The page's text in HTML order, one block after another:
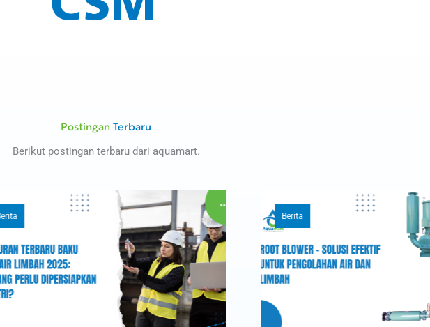
Postingan Terbaru
Berikut postingan terbaru dari aquamart.
Berita Berita